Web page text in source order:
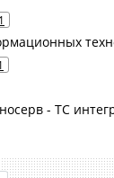
1
- ТС